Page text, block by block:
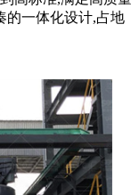
的一体化设计,占地